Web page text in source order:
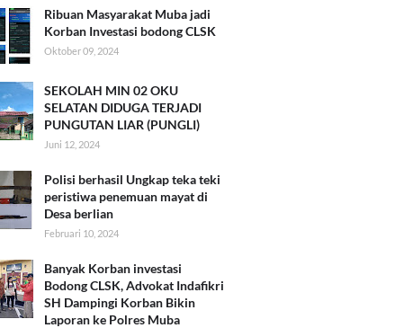
Ribuan Masyarakat Muba jadi
Korban Investasi bodong CLSK
Oktober 09, 2024
SEKOLAH MIN 02 OKU
SELATAN DIDUGA TERJADI
PUNGUTAN LIAR (PUNGLI)
Juni 12, 2024
Polisi berhasil Ungkap teka teki
peristiwa penemuan mayat di
Desa berlian
Februari 10, 2024
Banyak Korban investasi
Bodong CLSK, Advokat Indafikri
SH Dampingi Korban Bikin
Laporan ke Polres Muba